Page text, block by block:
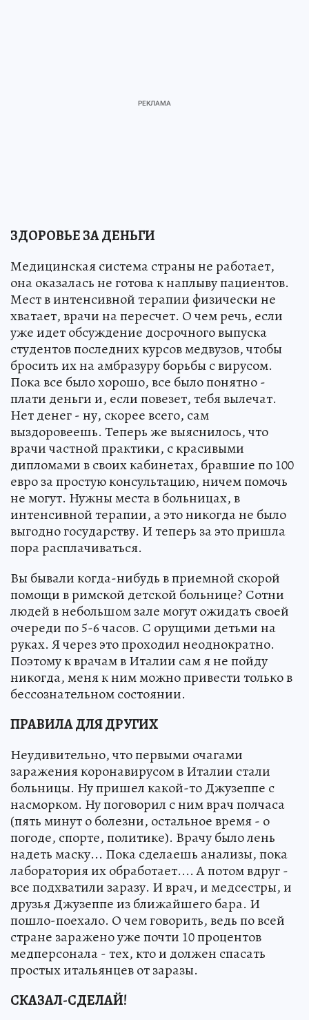
ЗДОРОВЬЕ ЗА ДЕНЬГИ
Медицинская система страны не работает,
она оказалась не готова к наплыву пациентов.
Мест в интенсивной терапии физически не
хватает, врачи на пересчет. О чем речь, если
уже идет обсуждение досрочного выпуска
студентов последних курсов медвузов, чтобы
бросить их на амбразуру борьбы с вирусом.
Пока все было хорошо, все было понятно -
плати деньги и, если повезет, тебя вылечат.
Нет денег - ну, скорее всего, сам
выздоровеешь. Теперь же выяснилось, что
врачи частной практики, с красивыми
дипломами в своих кабинетах, бравшие по 100
евро за простую консультацию, ничем помочь
не могут. Нужны места в больницах, в
интенсивной терапии, а это никогда не было
выгодно государству. И теперь за это пришла
пора расплачиваться.
Вы бывали когда-нибудь в приемной скорой
помощи в римской детской больнице? Сотни
людей в небольшом зале могут ожидать своей
очереди по 5-6 часов. С орущими детьми на
руках. Я через это проходил неоднократно.
Поэтому к врачам в Италии сам я не пойду
никогда, меня к ним можно привести только в
бессознательном состоянии.
ПРАВИЛА ДЛЯ ДРУГИХ
Неудивительно, что первыми очагами
заражения коронавирусом в Италии стали
больницы. Ну пришел какой-то Джузеппе с
насморком. Ну поговорил с ним врач полчаса
(пять минут о болезни, остальное время - о
погоде, спорте, политике). Врачу было лень
надеть маску... Пока сделаешь анализы, пока
лаборатория их обработает.... А потом вдруг -
все подхватили заразу. И врач, и медсестры, и
друзья Джузеппе из ближайшего бара. И
пошло-поехало. О чем говорить, ведь по всей
стране заражено уже почти 10 процентов
медперсонала - тех, кто и должен спасать
простых итальянцев от заразы.
СКАЗАЛ-СДЕЛАЙ!